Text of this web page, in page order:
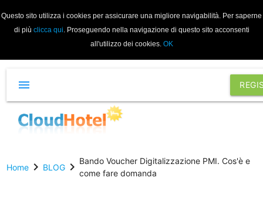
Questo sito utilizza i cookies per assicurare una migliore navigabilità. Per saperne
di più clicca qui. Proseguendo nella navigazione di questo sito acconsenti
all'utilizzo dei cookies. OK
menu
Homechevron_right BLOGchevron_right Bando Voucher Digitalizzazione PMI. Cos'è e
come fare domanda